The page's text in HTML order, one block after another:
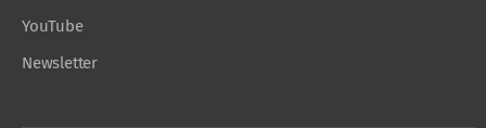
YouTube
Newsletter